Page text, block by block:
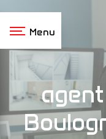
Menu
Panneau de gestion des